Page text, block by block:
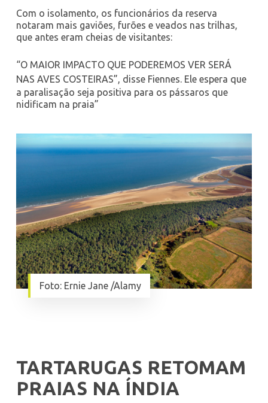
Com o isolamento, os funcionários da reserva
notaram mais gaviões, furões e veados nas trilhas,
que antes eram cheias de visitantes:
“O MAIOR IMPACTO QUE PODEREMOS VER SERÁ
NAS AVES COSTEIRAS” , disse Fiennes. Ele espera que
a paralisação seja positiva para os pássaros que
nidificam na praia”
Foto: Ernie Jane /Alamy
TARTARUGAS RETOMAM
PRAIAS NA ÍNDIA